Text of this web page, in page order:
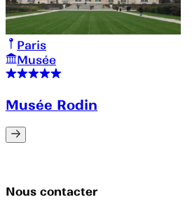
Paris
Musée
Musée Rodin
Nous contacter